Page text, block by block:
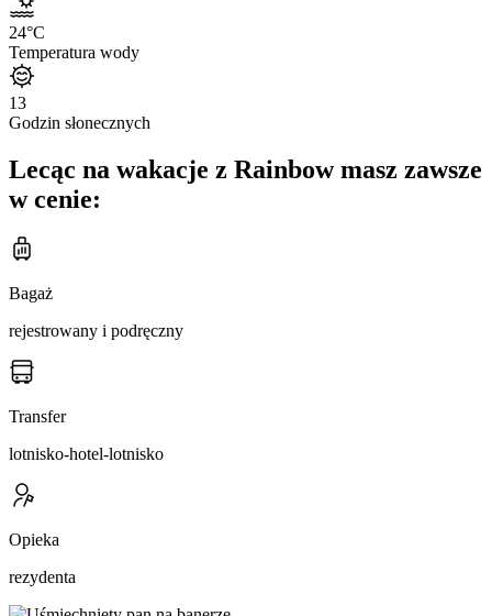
24°C
Temperatura wody
13
Godzin słonecznych
Lecąc na wakacje z Rainbow masz zawsze
w cenie:
Bagaż
rejestrowany i podręczny
Transfer
lotnisko-hotel-lotnisko
Opieka
rezydenta